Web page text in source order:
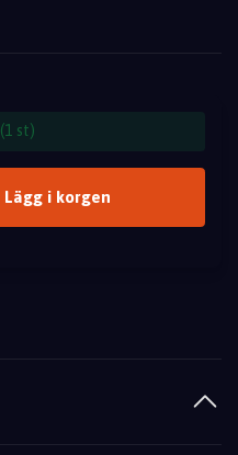
(1 st)
Lägg i korgen